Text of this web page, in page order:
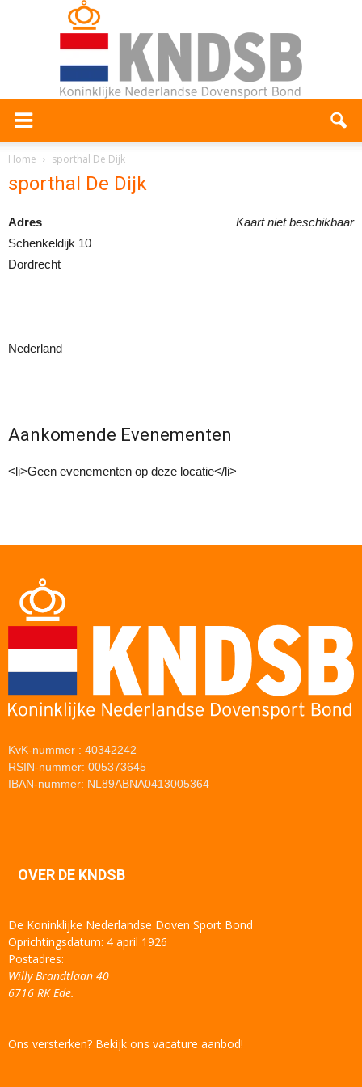
Home sporthal De Dijk
sporthal De Dijk
Kaart niet beschikbaar
Adres
Schenkeldijk 10
Dordrecht
Nederland
Aankomende Evenementen
<li>Geen evenementen op deze locatie</li>
KvK-nummer : 40342242
RSIN-nummer: 005373645
IBAN-nummer: NL89ABNA0413005364
OVER DE KNDSB
De Koninklijke Nederlandse Doven Sport Bond
Oprichtingsdatum: 4 april 1926
Postadres:
Willy Brandtlaan 40
6716 RK Ede.
Ons versterken? Bekijk ons vacature aanbod!